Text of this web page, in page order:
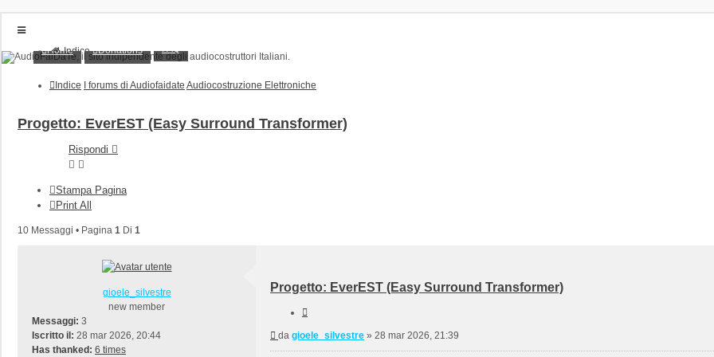
Indice
Home
FAQ
Home
Iscriviti
Home Donations
Indice I forums di Audiofaidate Audiocostruzione Elettroniche
Progetto: EverEST (Easy Surround Transformer)
Rispondi
Stampa Pagina
Print All
10 Messaggi • Pagina 1 Di 1
gioele_silvestre
new member
Messaggi: 3
Iscritto il: 28 mar 2026, 20:44
Has thanked: 6 times
Progetto: EverEST (Easy Surround Transformer)
Messaggio
da gioele_silvestre » 28 mar 2026, 21:39